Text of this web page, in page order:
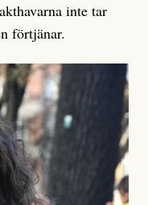
inte tar
förtjänar.